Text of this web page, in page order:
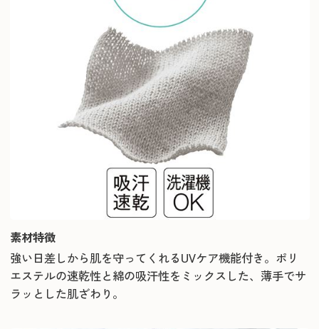
素材特徴
強い日差しから肌を守ってくれるUVケア機能付き。ポリ
エステルの速乾性と綿の吸汗性をミックスした、薄手でサ
ラッとした肌ざわり。